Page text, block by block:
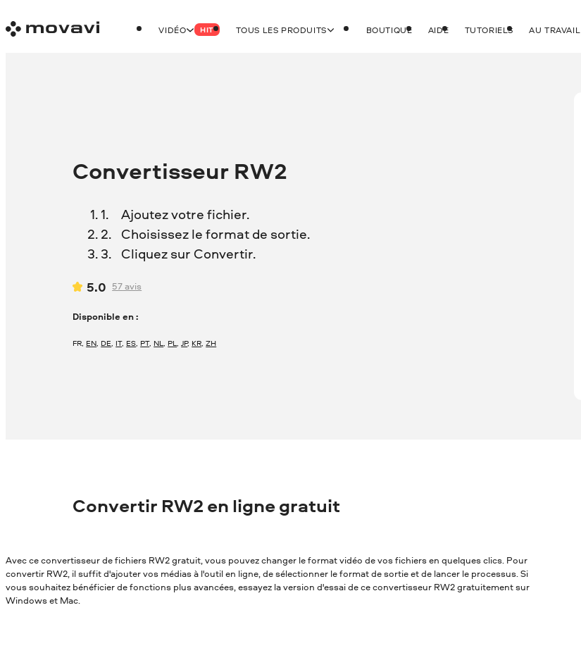
VIDÉO HIT TOUS LES PRODUITS BOUTIQUE AIDE TUTORIELS AU TRAVAIL
Convertisseur RW2
Ajoutez votre fichier.
Choisissez le format de sortie.
Cliquez sur Convertir.
5.0 57 avis
Disponible en :
FR EN DE IT, ES PT, NL PL JP, KR ,ZH
Convertir RW2 en ligne gratuit
Avec ce convertisseur de fichiers RW2 gratuit, vous pouvez changer le format vidéo de vos fichiers en quelques clics. Pour
convertir RW2, il suffit d'ajouter vos médias à l'outil en ligne, de sélectionner le format de sortie et de lancer le processus. Si
vous souhaitez bénéficier de fonctions plus avancées, essayez la version d'essai de ce convertisseur RW2 gratuitement sur
Windows et Mac.